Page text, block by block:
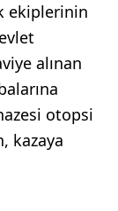
ekiplerinin
alınan
otopsi
kazaya